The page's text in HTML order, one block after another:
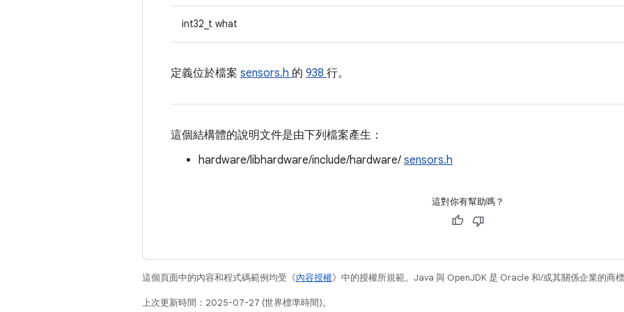
int32_t what
定義位於檔案 sensors.h 的 938 行。
這個結構體的說明文件是由下列檔案產生：
hardware/libhardware/include/hardware/ sensors.h
這對你有幫助嗎？
這個頁面中的內容和程式碼範例均受《內容授權》中的授權所規範。Java 與 OpenJDK 是 Oracle 和/或其關係企業的商標
上次更新時間：2025-07-27 (世界標準時間)。